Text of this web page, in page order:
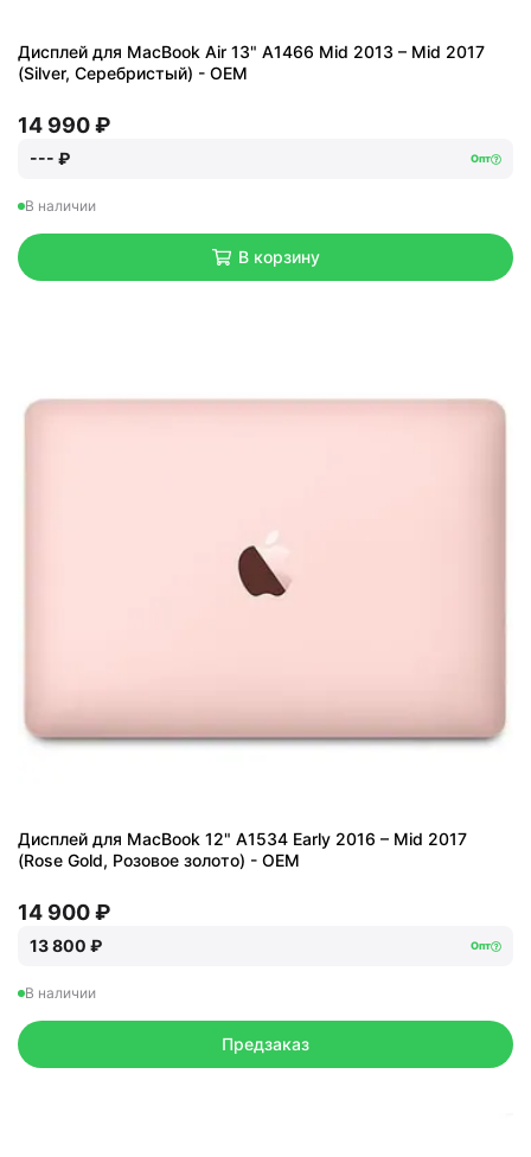
Дисплей для MacBook Air 13" A1466 Mid 2013 – Mid 2017
(Silver, Серебристый) - OEM
14 990 ₽
--- ₽ Опт
В наличии
В корзину
Дисплей для MacBook 12" A1534 Early 2016 – Mid 2017
(Rose Gold, Розовое золото) - OEM
14 900 ₽
13 800 ₽ Опт
В наличии
Предзаказ